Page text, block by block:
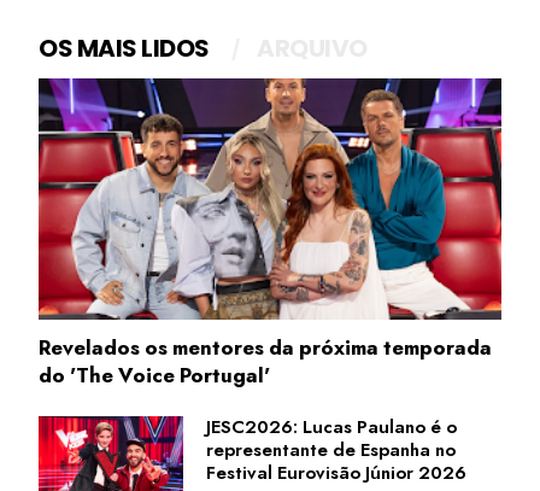
OS MAIS LIDOS
Revelados os mentores da próxima temporada
do 'The Voice Portugal'
JESC2026: Lucas Paulano é o
representante de Espanha no
Festival Eurovisão Júnior 2026